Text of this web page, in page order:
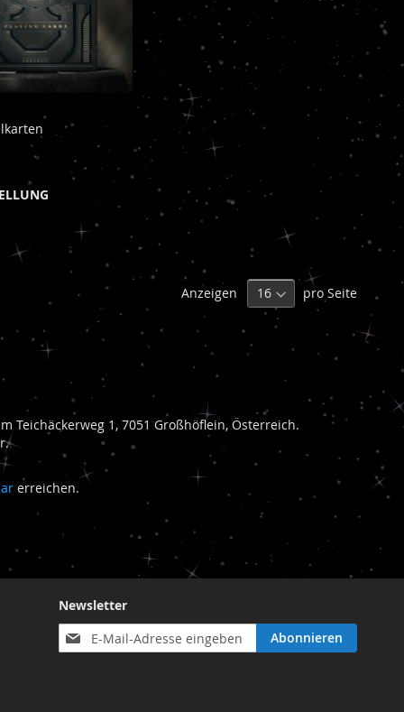
Anzeigen pro Seite
Teichäckerweg 1, 7051 Großhöflein, Österreich.
erreichen.
Newsletter
Anmeldung
zum
Abonnieren